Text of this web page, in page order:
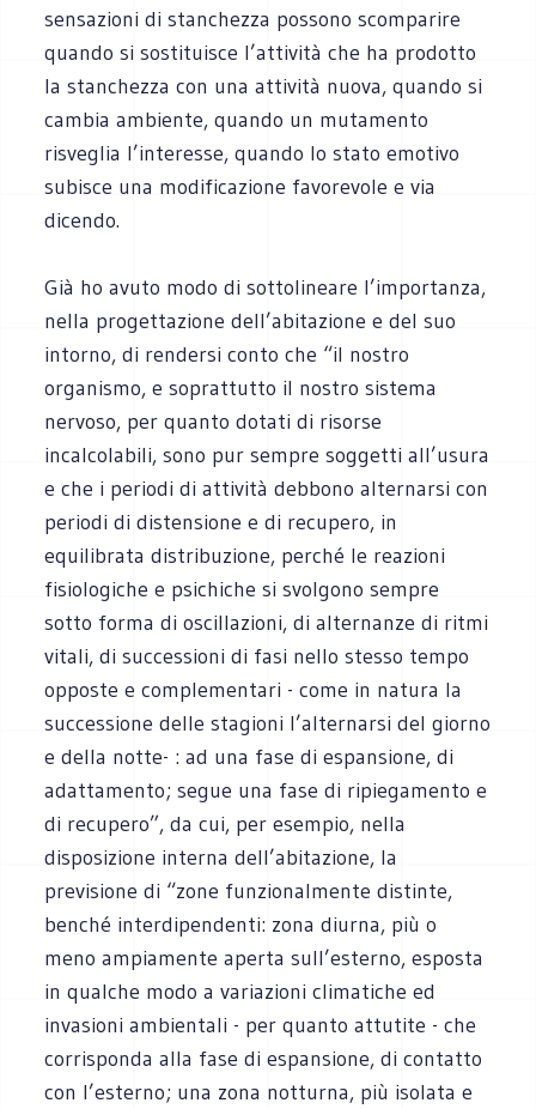
sensazioni di stanchezza possono scomparire
quando si sostituisce l’attività che ha prodotto
la stanchezza con una attività nuova, quando si
cambia ambiente, quando un mutamento
risveglia l’interesse, quando lo stato emotivo
subisce una modificazione favorevole e via
dicendo.
Già ho avuto modo di sottolineare l’importanza,
nella progettazione dell’abitazione e del suo
intorno, di rendersi conto che “il nostro
organismo, e soprattutto il nostro sistema
nervoso, per quanto dotati di risorse
incalcolabili, sono pur sempre soggetti all’usura
e che i periodi di attività debbono alternarsi con
periodi di distensione e di recupero, in
equilibrata distribuzione, perché le reazioni
fisiologiche e psichiche si svolgono sempre
sotto forma di oscillazioni, di alternanze di ritmi
vitali, di successioni di fasi nello stesso tempo
opposte e complementari - come in natura la
successione delle stagioni l’alternarsi del giorno
e della notte- : ad una fase di espansione, di
adattamento; segue una fase di ripiegamento e
di recupero”, da cui, per esempio, nella
disposizione interna dell’abitazione, la
previsione di “zone funzionalmente distinte,
benché interdipendenti: zona diurna, più o
meno ampiamente aperta sull’esterno, esposta
in qualche modo a variazioni climatiche ed
invasioni ambientali - per quanto attutite - che
corrisponda alla fase di espansione, di contatto
con l’esterno; una zona notturna, più isolata e